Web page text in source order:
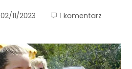
02/11/2023 1 komentarz